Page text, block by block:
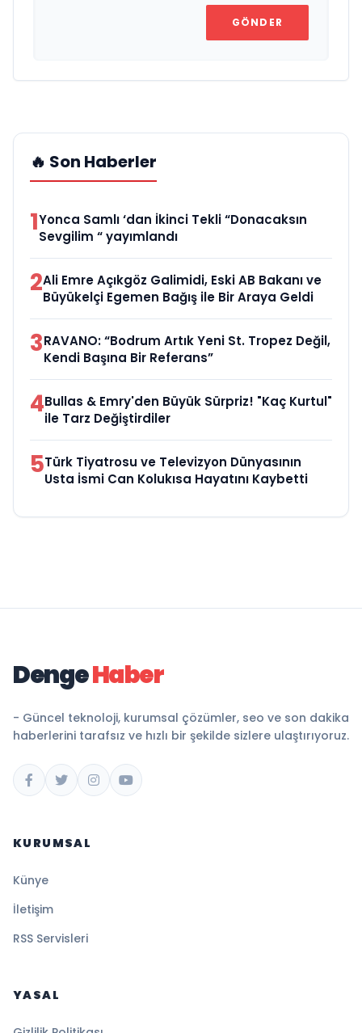
GÖNDER
🔥 Son Haberler
1Yonca Samlı ‘dan İkinci Tekli “Donacaksın
Sevgilim “ yayımlandı
2Ali Emre Açıkgöz Galimidi, Eski AB Bakanı ve
Büyükelçi Egemen Bağış ile Bir Araya Geldi
3RAVANO: “Bodrum Artık Yeni St. Tropez Değil,
Kendi Başına Bir Referans”
4Bullas & Emry'den Büyük Sürpriz! "Kaç Kurtul"
ile Tarz Değiştirdiler
5Türk Tiyatrosu ve Televizyon Dünyasının
Usta İsmi Can Kolukısa Hayatını Kaybetti
DengeHaber
- Güncel teknoloji, kurumsal çözümler, seo ve son dakika
haberlerini tarafsız ve hızlı bir şekilde sizlere ulaştırıyoruz.
KURUMSAL
Künye
İletişim
RSS Servisleri
YASAL